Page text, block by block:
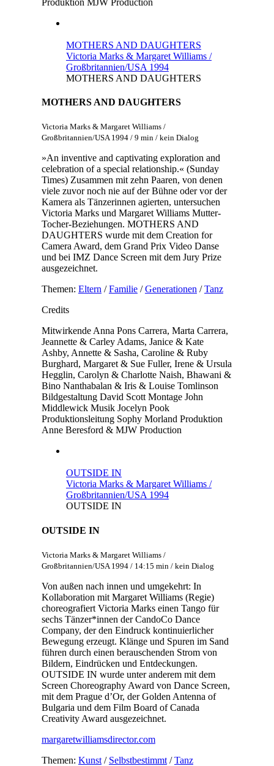
Produktion MJW Production
MOTHERS AND DAUGHTERS
Victoria Marks & Margaret Williams /
Großbritannien/USA 1994
MOTHERS AND DAUGHTERS
MOTHERS AND DAUGHTERS
Victoria Marks & Margaret Williams /
Großbritannien/USA 1994 / 9 min / kein Dialog
»An inventive and captivating exploration and
celebration of a special relationship.« (Sunday
Times) Zusammen mit zehn Paaren, von denen
viele zuvor noch nie auf der Bühne oder vor der
Kamera als Tänzerinnen agierten, untersuchen
Victoria Marks und Margaret Williams Mutter-
Tocher-Beziehungen. MOTHERS AND
DAUGHTERS wurde mit dem Creation for
Camera Award, dem Grand Prix Video Danse
und bei IMZ Dance Screen mit dem Jury Prize
ausgezeichnet.
Themen: Eltern/Familie/Generationen/Tanz
Credits
MitwirkendeAnna Pons Carrera, Marta Carrera,
Jeannette & Carley Adams, Janice & Kate
Ashby, Annette & Sasha, Caroline & Ruby
Burghard, Margaret & Sue Fuller, Irene & Ursula
Hegglin, Carolyn & Charlotte Naish, Bhawani &
Bino Nanthabalan & Iris & Louise Tomlinson
Bildgestaltung David Scott Montage John
Middlewick Musik Jocelyn Pook
Produktionsleitung Sophy Morland Produktion
Anne Beresford & MJW Production
OUTSIDE IN
Victoria Marks & Margaret Williams /
Großbritannien/USA 1994
OUTSIDE IN
OUTSIDE IN
Victoria Marks & Margaret Williams /
Großbritannien/USA 1994 / 14:15 min / kein Dialog
Von außen nach innen und umgekehrt: In
Kollaboration mit Margaret Williams (Regie)
choreografiert Victoria Marks einen Tango für
sechs Tänzer*innen der CandoCo Dance
Company, der den Eindruck kontinuierlicher
Bewegung erzeugt. Klänge und Spuren im Sand
führen durch einen berauschenden Strom von
Bildern, Eindrücken und Entdeckungen.
OUTSIDE IN wurde unter anderem mit dem
Screen Choreography Award von Dance Screen,
mit dem Prague d’Or, der Golden Antenna of
Bulgaria und dem Film Board of Canada
Creativity Award ausgezeichnet.
margaretwilliamsdirector.com
Themen: Kunst/ Selbstbestimmt/Tanz